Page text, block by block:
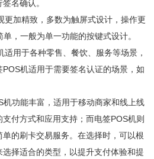
名确认。
更加精致，多数为触屏式设计，操作更
，一般为单一功能的按键式设计。
用于各种零售、餐饮、服务等场景，
机适用于需要签名认证的场景，如
机功能丰富，适用于移动商家和线上线
付方式和应用支持；而电签POS机则
的刷卡交易服务。在选择时，可以根
择适合的类型，以提升支付体验和提